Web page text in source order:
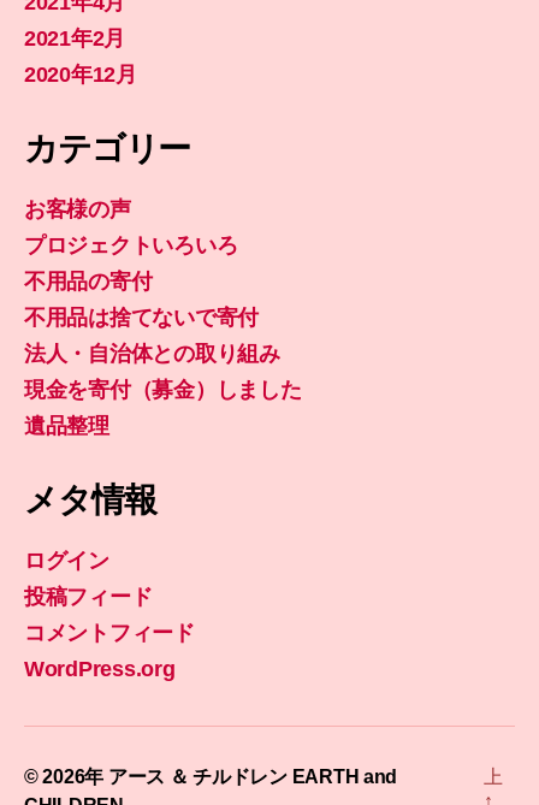
2021年2月
2020年12月
カテゴリー
お客様の声
プロジェクトいろいろ
不用品の寄付
不用品は捨てないで寄付
法人・自治体との取り組み
現金を寄付（募金）しました
遺品整理
メタ情報
ログイン
投稿フィード
コメントフィード
WordPress.org
© 2026年 アース ＆ チルドレン EARTH and
上
↑